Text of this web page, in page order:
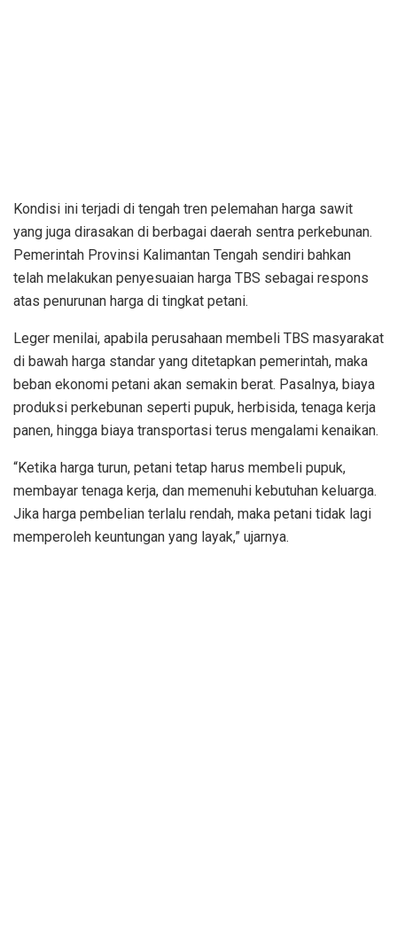
Kondisi ini terjadi di tengah tren pelemahan harga sawit
yang juga dirasakan di berbagai daerah sentra perkebunan.
Pemerintah Provinsi Kalimantan Tengah sendiri bahkan
telah melakukan penyesuaian harga TBS sebagai respons
atas penurunan harga di tingkat petani.
Leger menilai, apabila perusahaan membeli TBS masyarakat
di bawah harga standar yang ditetapkan pemerintah, maka
beban ekonomi petani akan semakin berat. Pasalnya, biaya
produksi perkebunan seperti pupuk, herbisida, tenaga kerja
panen, hingga biaya transportasi terus mengalami kenaikan.
“Ketika harga turun, petani tetap harus membeli pupuk,
membayar tenaga kerja, dan memenuhi kebutuhan keluarga.
Jika harga pembelian terlalu rendah, maka petani tidak lagi
memperoleh keuntungan yang layak,” ujarnya.